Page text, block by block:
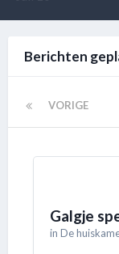
Berichten
VORIGE
Galgje
in De